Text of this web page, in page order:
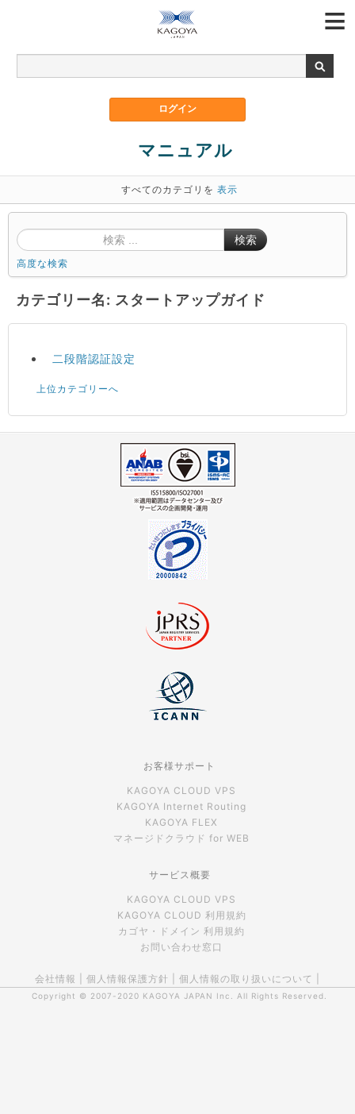
マニュアル
すべてのカテゴリを 表示
検索
高度な検索
カテゴリー名: スタートアップガイド
二段階認証設定
上位カテゴリーへ
お客様サポート
KAGOYA CLOUD VPS
KAGOYA Internet Routing
KAGOYA FLEX
マネージドクラウド for WEB
サービス概要
KAGOYA CLOUD VPS
KAGOYA CLOUD 利用規約
カゴヤ・ドメイン 利用規約
お問い合わせ窓口
会社情報 個人情報保護方針 個人情報の取り扱いについて
Copyright © 2007-2020 KAGOYA JAPAN Inc. All Rights Reserved.